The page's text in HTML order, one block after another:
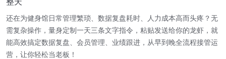
还在为健身馆日常管理繁琐、数据复盘耗时、人力成本高而头疼？无
需复杂操作，量身定制一天三条文字指令，粘贴发送给你的龙虾，就
能高效搞定数据复盘、会员管理、业绩跟进，从早到晚全流程接管运
营，让你轻松当老板！